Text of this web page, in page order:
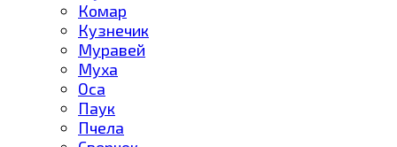
Комар
Кузнечик
Муравей
Муха
Оса
Паук
Пчела